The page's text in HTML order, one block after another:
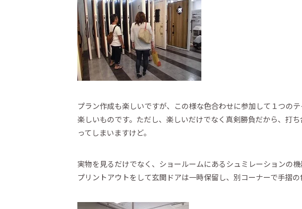
プラン作成も楽しいですが、この様な色合わせに参加して１つの
楽しいものです。ただし、楽しいだけでなく真剣勝負だから、打
ってしまいますけど。
実物を見るだけでなく、ショールームにあるシュミレーションの機
プリントアウトをして玄関ドアは一時保留し、別コーナーで手摺の